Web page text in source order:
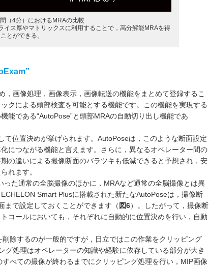
（4分）におけるMRAの比較
イス厚やマトリックスに利用することで，高分解能MRAを得
とができる。
，画像処理，画像表示，画像転送の機能をまとめて登録するこ
クによる頭部検査を可能とする機能です。この機能を実現する
能である“AutoPose”と頭部MRAの自動切り出し機能であ
て位置決めが挙げられます。AutoPoseは，このような断面設定
につながる機能と言えます。さらに，異なるオペレーター間の
の違いによる撮像断面のバラツキも低減できると予想され，安
れます。
た通常の全脳撮像のほかに，MRAなど通常の全脳撮像とは異
Smart Plusに搭載された新たなAutoPoseは，撮像断
まで設定しておくことができます（ 図6）。したがって，撮像断
コールにおいても，それぞれに自動的に位置決めを行い，自動
除するのが一般的ですが，日立ではこの作業をクリッピング
グ処理はオペレーターの知識や経験に依存している部分が大き
べての撮像が終わるまでにクリッピング処理を行い，MIP画像